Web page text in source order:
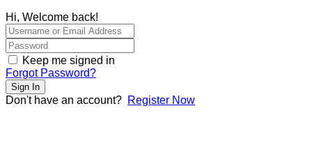
Hi, Welcome back!
Keep me signed in
Forgot Password?
Sign In
Don't have an account? Register Now